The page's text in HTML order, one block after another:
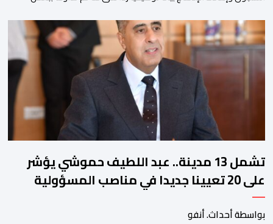
زيان، المعتقل بالمؤسسة ذاتها، وذلك لتنوير الرأي العام بالحقائق
والمعطيات الدقيقة.واوضحت إدارة المؤسسة السجنية أن المعني
بالأمر يستفيد منذ إيداعه من تتبع طبي منتظم ومستمر وفقا […]
تشمل 13 مدينة.. عبد اللطيف حموشي يؤشر
على 20 تعيينا جديدا في مناصب المسؤولية
بمصالح الأمن الوطني
بواسطة أحداث. أنفو